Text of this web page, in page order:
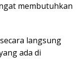
membutuhkan
langsung
ada di